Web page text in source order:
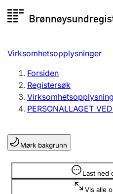
Registersøk
Aksjeselskap
Enkeltpersonforetak
Registrere, endre, slette
Lag og forening
Registrere, endre, slette
Virksomhetsopplysninger
Forsiden
Registersøk
PERSONALLAGET
Mørk bakgrunn
Last ned
Vis alle
Opplysninger er skjult